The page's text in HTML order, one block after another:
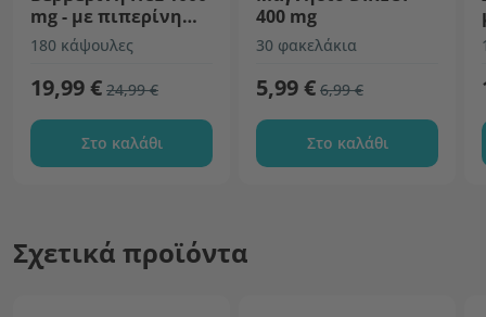
mg - με πιπερίνη
και χρώμιο
180 κάψουλες
19,99 € 24,99 €
Στο καλάθι
400 mg
30 φακελάκια
5,99 € 6,99 €
Στο καλάθι
Σχετικά προϊόντα